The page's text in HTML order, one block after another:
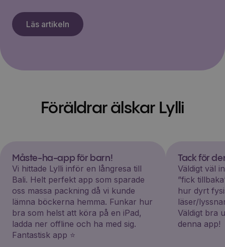
Läs artikeln
Föräldrar älskar Lylli
Måste-ha-app för barn!
Vi hittade Lylli inför en långresa till
Bali. Helt perfekt app som sparade
oss massa packning då vi kunde
lämna böckerna hemma. Funkar hur
bra som helst att köra på en iPad,
ladda ner offline och ha med sig.
Fantastisk app ⭐️
Tack för
Väldigt väl
”fick
hur dyrt
läser/
Väldigt bra
denna app!